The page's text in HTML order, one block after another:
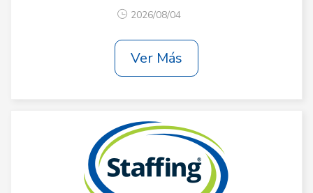
2026/08/04
Ver Más